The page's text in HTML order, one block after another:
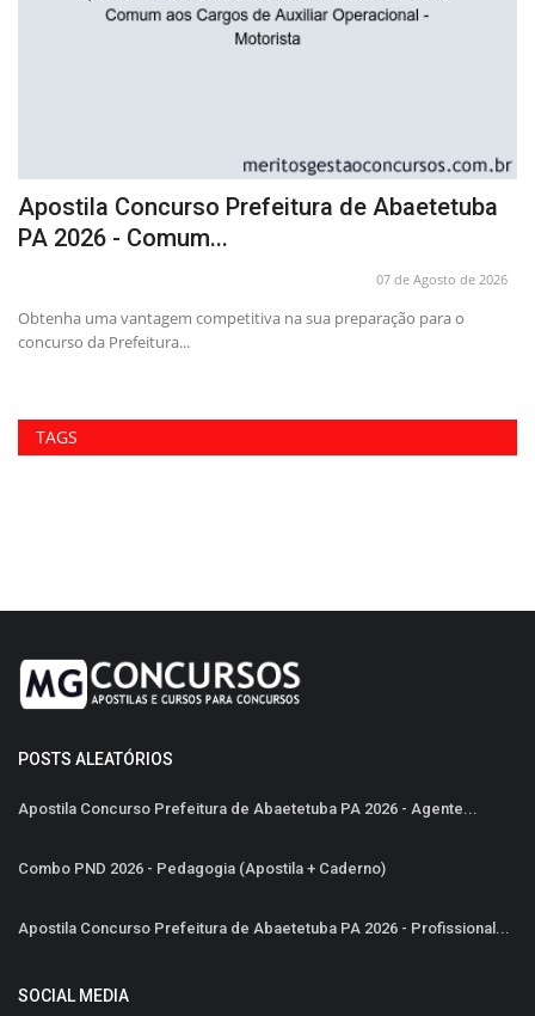
Apostila Concurso Prefeitura de Abaetetuba
PA 2026 - Comum...
07 de Agosto de 2026
Obtenha uma vantagem competitiva na sua preparação para o
concurso da Prefeitura...
TAGS
POSTS ALEATÓRIOS
Apostila Concurso Prefeitura de Abaetetuba PA 2026 - Agente...
Combo PND 2026 - Pedagogia (Apostila + Caderno)
Apostila Concurso Prefeitura de Abaetetuba PA 2026 - Profissional...
SOCIAL MEDIA